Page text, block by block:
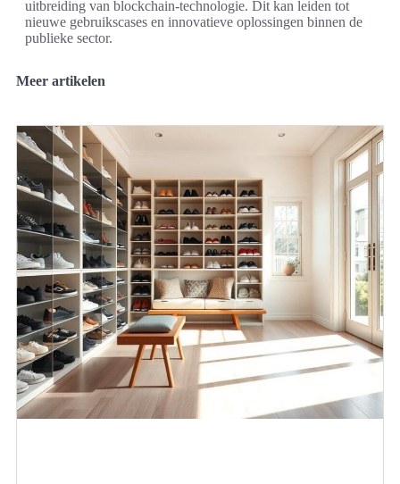
uitbreiding van blockchain-technologie. Dit kan leiden tot
nieuwe gebruikscases en innovatieve oplossingen binnen de
publieke sector.
Meer artikelen